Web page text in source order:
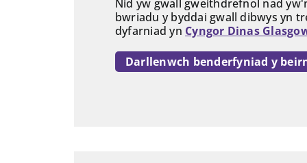
Nid yw gwall gweithdrefnol nad
bwriadu y byddai gwall dibwys yn
dyfarniad yn Cyngor Dinas
Darllenwch benderfyniad y